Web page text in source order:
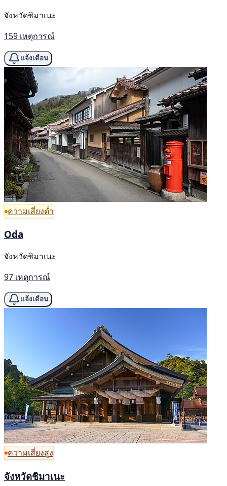
จังหวัดชิมาเนะ
159 เหตุการณ์
แจ้งเตือน
ความเสี่ยงต่ำ
Oda
จังหวัดชิมาเนะ
97 เหตุการณ์
แจ้งเตือน
ความเสี่ยงสูง
จังหวัดชิมาเนะ